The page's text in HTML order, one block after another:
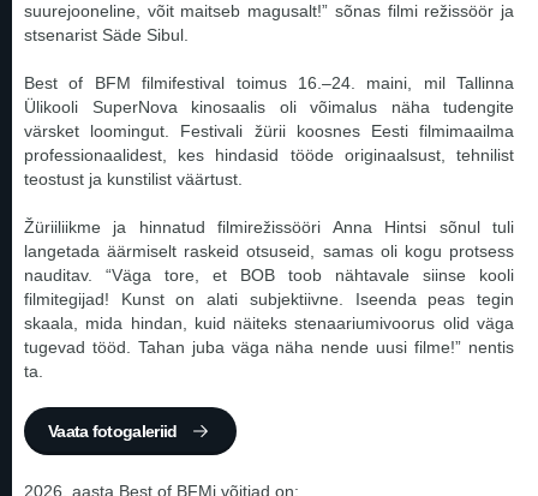
suurejooneline, võit maitseb magusalt!” sõnas filmi režissöör ja
stsenarist Säde Sibul.
Best of BFM filmifestival toimus 16.–24. maini, mil Tallinna
Ülikooli SuperNova kinosaalis oli võimalus näha tudengite
värsket loomingut. Festivali žürii koosnes Eesti filmimaailma
professionaalidest, kes hindasid tööde originaalsust, tehnilist
teostust ja kunstilist väärtust.
Žüriiliikme ja hinnatud filmirežissööri Anna Hintsi sõnul tuli
langetada äärmiselt raskeid otsuseid, samas oli kogu protsess
nauditav. “Väga tore, et BOB toob nähtavale siinse kooli
filmitegijad! Kunst on alati subjektiivne. Iseenda peas tegin
skaala, mida hindan, kuid näiteks stenaariumivoorus olid väga
tugevad tööd. Tahan juba väga näha nende uusi filme!” nentis
ta.
Vaata fotogaleriid
2026. aasta Best of BFMi võitjad on: